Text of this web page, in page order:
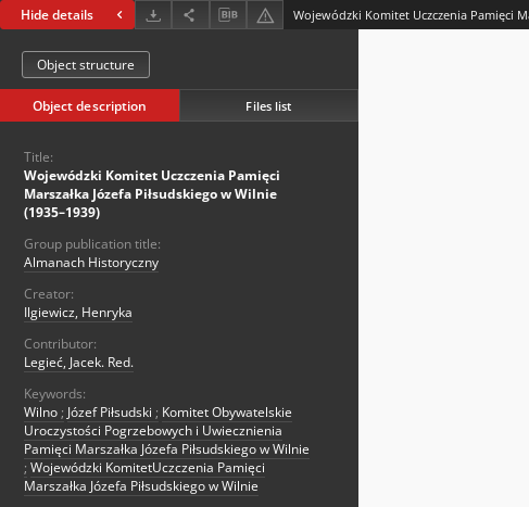
Hide details
Object structure
Object description Files list
Title:
Wojewódzki Komitet Uczczenia Pamięci
Marszałka Józefa Piłsudskiego w Wilnie
(1935–1939)
Group publication title:
Almanach Historyczny
Creator:
Ilgiewicz, Henryka
Contributor:
Legieć, Jacek. Red.
Keywords:
Wilno ; Józef Piłsudski ; Komitet Obywatelskie
Uroczystości Pogrzebowych i Uwiecznienia
Pamięci Marszałka Józefa Piłsudskiego w Wilnie
; Wojewódzki KomitetUczczenia Pamięci
Marszałka Józefa Piłsudskiego w Wilnie